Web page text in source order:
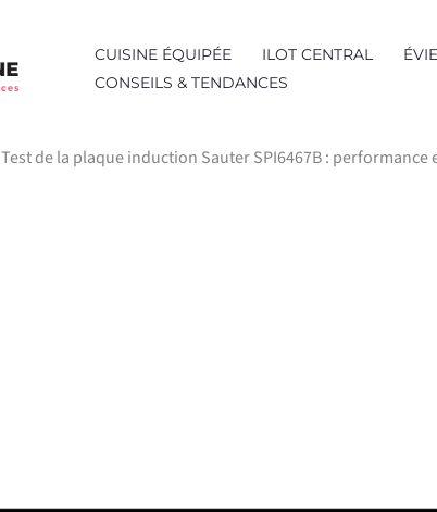
CUISINE ÉQUIPÉE ILOT CENTRAL
CONSEILS & TENDANCES
Test de la plaque induction Sauter SPI6467B :